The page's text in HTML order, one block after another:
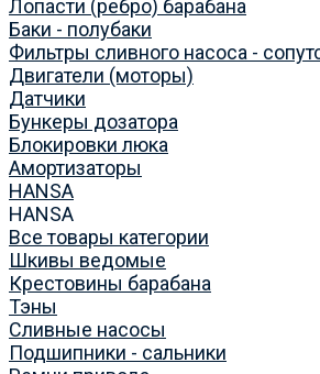
Лопасти (ребро) барабана
Баки - полубаки
Фильтры сливного насоса -
Двигатели (моторы)
Датчики
Бункеры дозатора
Блокировки люка
Амортизаторы
HANSA
HANSA
Все товары категории
Шкивы ведомые
Крестовины барабана
Тэны
Сливные насосы
Подшипники - сальники